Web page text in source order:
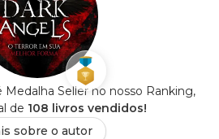
Medalha Seller no nosso Ranking,
de 108 livros vendidos!
sobre o autor